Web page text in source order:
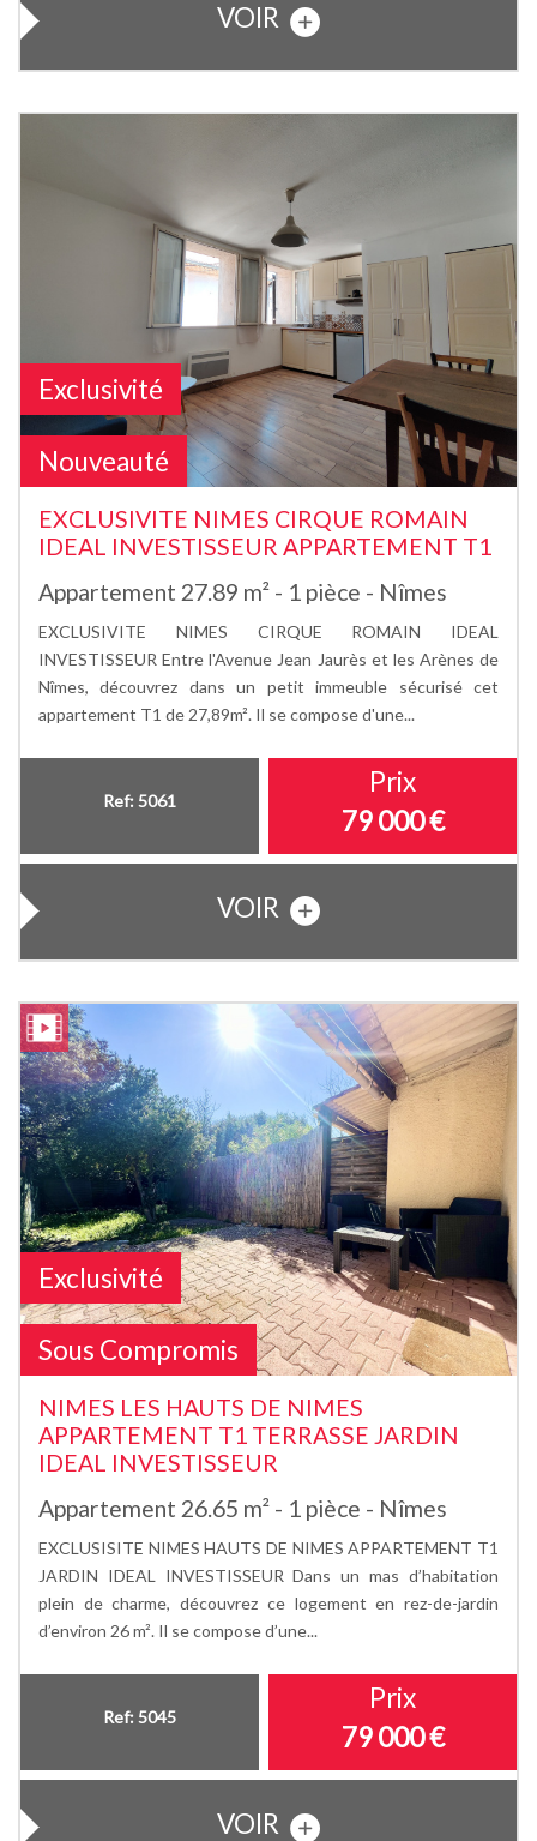
VOIR
Exclusivité
Nouveauté
EXCLUSIVITE NIMES CIRQUE ROMAIN
IDEAL INVESTISSEUR APPARTEMENT T1
Appartement 27.89 m² - 1 pièce - Nîmes
EXCLUSIVITE NIMES CIRQUE ROMAIN IDEAL
INVESTISSEUR Entre l'Avenue Jean Jaurès et les Arènes de
Nîmes, découvrez dans un petit immeuble sécurisé cet
appartement T1 de 27,89m². Il se compose d'une...
Ref: 5061
Prix
79 000€
VOIR
Sous Compromis
Exclusivité
NIMES LES HAUTS DE NIMES
APPARTEMENT T1 TERRASSE JARDIN
IDEAL INVESTISSEUR
Appartement 26.65 m² - 1 pièce - Nîmes
EXCLUSISITE NIMES HAUTS DE NIMES APPARTEMENT T1
JARDIN IDEAL INVESTISSEUR Dans un mas d’habitation
plein de charme, découvrez ce logement en rez-de-jardin
d’environ 26 m². Il se compose d’une...
Ref: 5045
Prix
79 000€
VOIR